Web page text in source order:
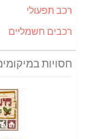
רכב תפעולי
רכבים חשמליים
חסויות